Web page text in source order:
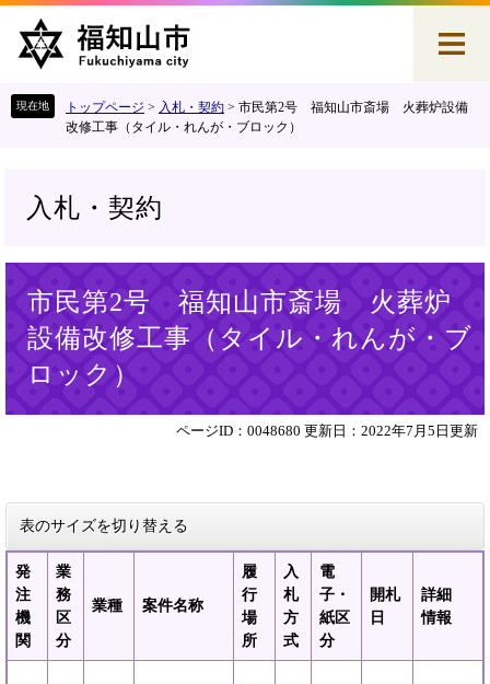
へ
トップページ > 入札・契約 > 市民第2号 福知山市斎場 火葬炉設備
改修工事（タイル・れんが・ブロック）
入札・契約
市民第2号 福知山市斎場 火葬炉
設備改修工事（タイル・れんが・ブ
ロック）
ページID：0048680 更新日：2022年7月5日更新
表のサイズを切り替える
発
注
機
関
業
務
区
分
業種 案件名称
履
行
場
所
入
札
方
式
電
子・
紙区
分
開札
日
詳細
情報